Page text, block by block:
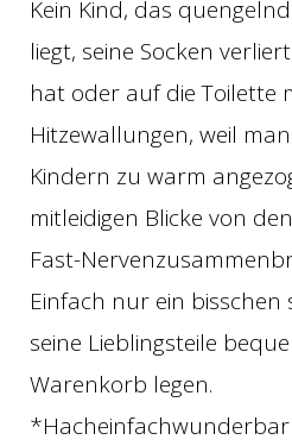
Kein Kind, das
liegt, seine Socken
hat oder auf die Toilette
Hitzewallungen, weil
Kindern zu warm
mitleidigen Blicke von
Fast-
Einfach nur ein
seine Lieblingsteile
Warenkorb legen.
*Hacheinfachwunderbar